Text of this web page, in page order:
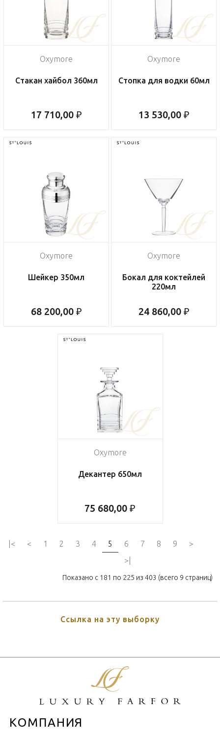
Oxymore
Стакан хайбол 360мл
17 710,00 ₽
Oxymore
Стопка для водки 60мл
13 530,00 ₽
Oxymore
Шейкер 350мл
68 200,00 ₽
Oxymore
Бокал для коктейлей
220мл
24 860,00 ₽
Oxymore
Декантер 650мл
75 680,00 ₽
|< < 1 2 3 4 5 6 7 8 9
>
>|
Показано с 181 по 225 из 403 (всего 9 страниц)
Ссылка на эту выборку
КОМПАНИЯ